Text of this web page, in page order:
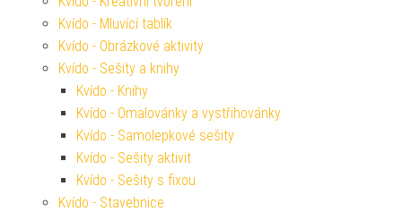
Kvído - Mluvící tablík
Kvído - Obrázkové aktivity
Kvído - Sešity a knihy
Kvído - Knihy
Kvído - Omalovánky a vystřihovánky
Kvído - Samolepkové sešity
Kvído - Sešity aktivit
Kvído - Sešity s fixou
Kvído - Stavebnice